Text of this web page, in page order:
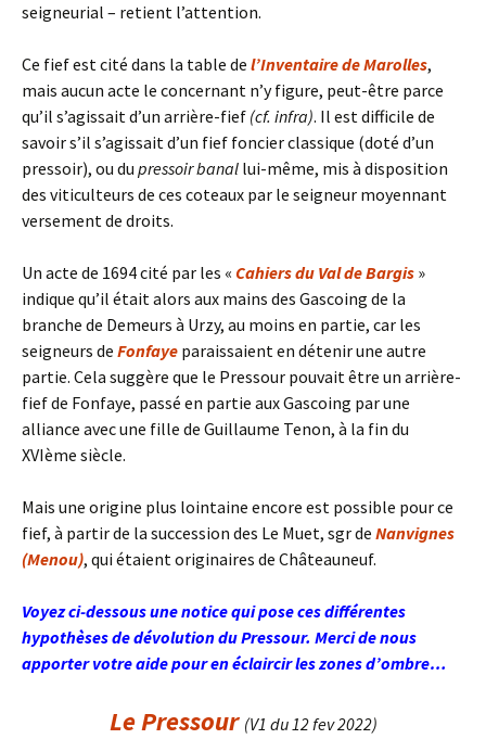
seigneurial – retient l’attention.
Ce fief est cité dans la table de l’Inventaire de Marolles,
mais aucun acte le concernant n’y figure, peut-être parce
qu’il s’agissait d’un arrière-fief (cf. infra). Il est difficile de
savoir s’il s’agissait d’un fief foncier classique (doté d’un
pressoir), ou du pressoir banal lui-même, mis à disposition
des viticulteurs de ces coteaux par le seigneur moyennant
versement de droits.
Un acte de 1694 cité par les « Cahiers du Val de Bargis »
indique qu’il était alors aux mains des Gascoing de la
branche de Demeurs à Urzy, au moins en partie, car les
seigneurs de Fonfaye paraissaient en détenir une autre
partie. Cela suggère que le Pressour pouvait être un arrière-
fief de Fonfaye, passé en partie aux Gascoing par une
alliance avec une fille de Guillaume Tenon, à la fin du
XVIème siècle.
Mais une origine plus lointaine encore est possible pour ce
fief, à partir de la succession des Le Muet, sgr de Nanvignes
(Menou), qui étaient originaires de Châteauneuf.
Voyez ci-dessous une notice qui pose ces différentes
hypothèses de dévolution du Pressour. Merci de nous
apporter votre aide pour en éclaircir les zones d’ombre…
Le Pressour (V1 du 12 fev 2022)